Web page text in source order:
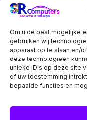
Om u de best mogelijke
gebruiken wij
apparaat op te slaan en/
deze technologieën
unieke ID's op deze site
of uw toestemming
bepaalde functies en
Bedrijf? vraag